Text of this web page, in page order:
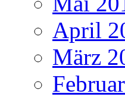
April
März